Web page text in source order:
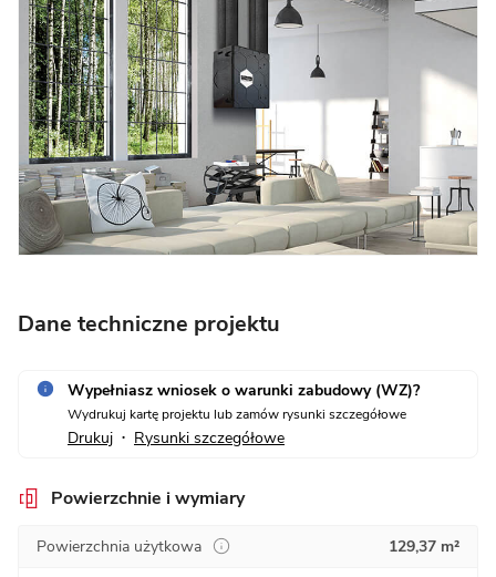
Dane techniczne projektu
Wypełniasz wniosek o warunki zabudowy (WZ)?
Wydrukuj kartę projektu lub zamów rysunki szczegółowe
Drukuj • Rysunki szczegółowe
Powierzchnie i wymiary
Powierzchnia użytkowa
129,37 m²